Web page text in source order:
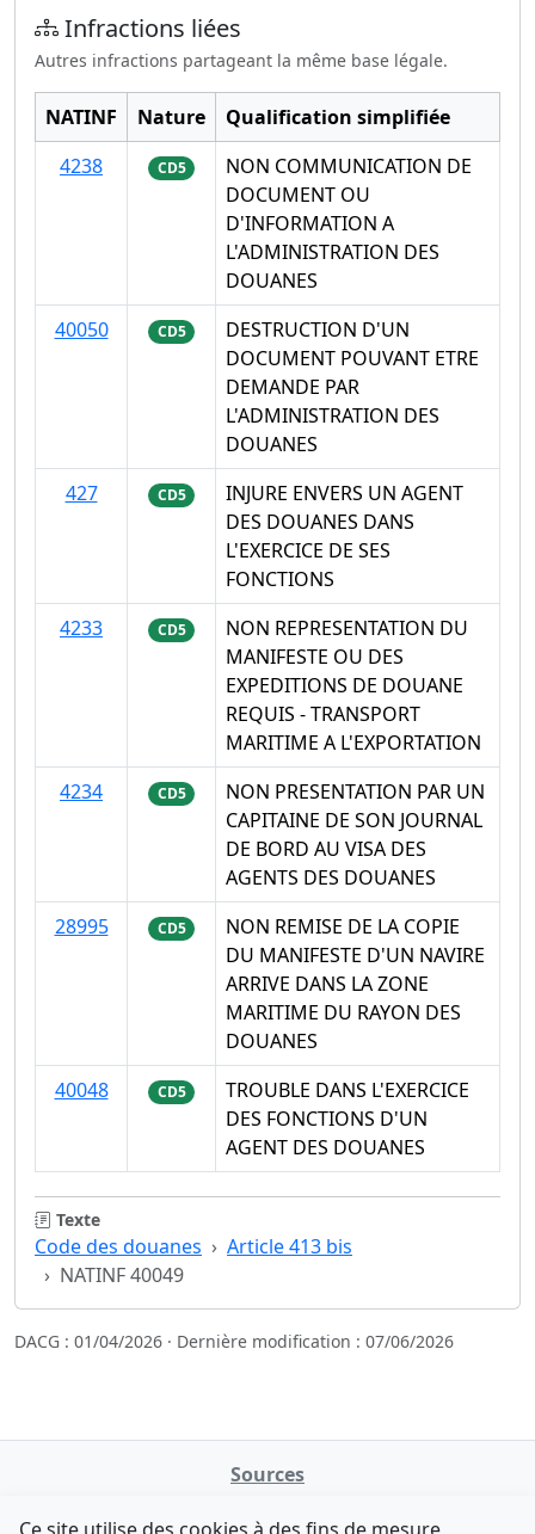
Infractions liées
Autres infractions partageant la même base légale.
NATINF Nature
Qualification simplifiée
4238
CD5
NON COMMUNICATION DE
DOCUMENT OU
D'INFORMATION A
L'ADMINISTRATION DES
DOUANES
40050
CD5
DESTRUCTION D'UN
DOCUMENT POUVANT ETRE
DEMANDE PAR
L'ADMINISTRATION DES
DOUANES
427
CD5
INJURE ENVERS UN AGENT
DES DOUANES DANS
L'EXERCICE DE SES
FONCTIONS
4233
CD5
NON REPRESENTATION DU
MANIFESTE OU DES
EXPEDITIONS DE DOUANE
REQUIS - TRANSPORT
MARITIME A L'EXPORTATION
4234
CD5
NON PRESENTATION PAR UN
CAPITAINE DE SON JOURNAL
DE BORD AU VISA DES
AGENTS DES DOUANES
28995
CD5
NON REMISE DE LA COPIE
DU MANIFESTE D'UN NAVIRE
ARRIVE DANS LA ZONE
MARITIME DU RAYON DES
DOUANES
40048
CD5
TROUBLE DANS L'EXERCICE
DES FONCTIONS D'UN
AGENT DES DOUANES
Texte
Code des douanes
Article 413 bis
NATINF 40049
DACG : 01/04/2026 · Dernière modification : 07/06/2026
Sources